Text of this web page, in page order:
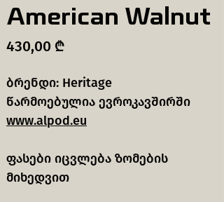
American Walnut
430,00 ₾Price
ბრენდი: Heritage
წარმოებულია ევროკავშირში
www.alpod.eu
ფასები იცვლება ზომების
მიხედვით